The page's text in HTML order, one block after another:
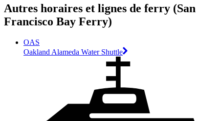
Autres horaires et lignes de ferry (San
Francisco Bay Ferry)
OAS
Oakland Alameda Water Shuttle